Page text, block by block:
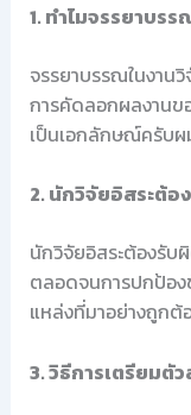
1. ทำไมจรรยาบร
จรรยาบรรณในงาน
การคัดลอกผลงาน
เป็นเอกลักษณ์ครับผ
2. นักวิจัยอิสระต้อ
นักวิจัยอิสระต้องรับ
ตลอดจนการปกป้อง
แหล่งที่มาอย่างถูกต้
3. วิธีการเตรียมตั